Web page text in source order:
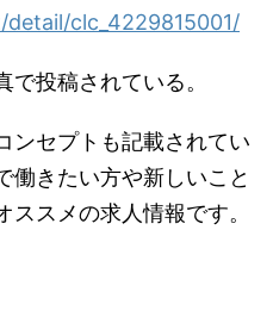
clc_4229815001/
投稿されている。
ンセプトも記載されてい
働きたい方や新しいこと
スメの求人情報です。